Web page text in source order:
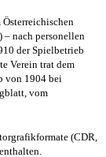
– nach personellen
der Spielbetrieb
Verein trat dem
von 1904 bei
vom
(CDR,